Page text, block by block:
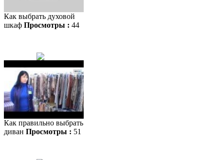
Как выбрать духовой
шкаф Просмотры : 44
Как правильно выбрать
диван Просмотры : 51